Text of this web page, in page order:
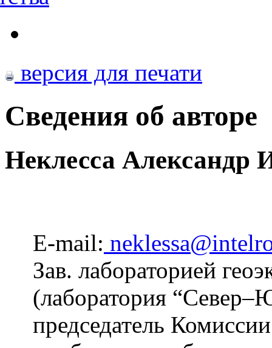
версия для печати
Сведения об авторе
Неклесса Александр
E-mail:
Зав. лабораторией
(лаборатория
председатель